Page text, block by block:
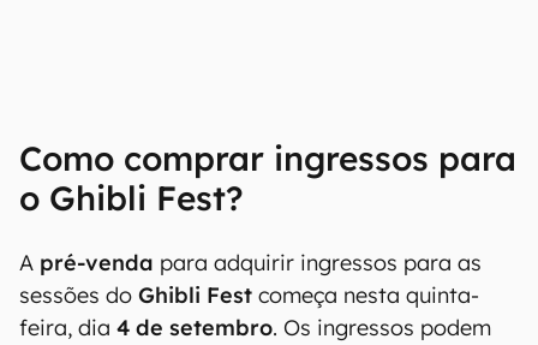
Como comprar ingressos para
o Ghibli Fest?
A pré-venda para adquirir ingressos para as
sessões do Ghibli Fest começa nesta quinta-
feira, dia 4 de setembro. Os ingressos podem